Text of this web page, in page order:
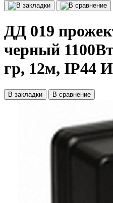
ДД 019
черный
гр, 12м, IP44
В закладки В сравнение